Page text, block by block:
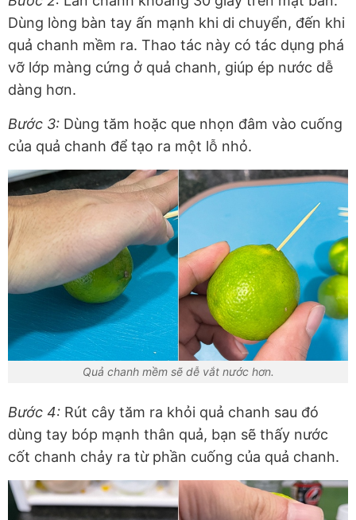
Dùng lòng bàn tay ấn mạnh khi di chuyển, đến khi
quả chanh mềm ra. Thao tác này có tác dụng phá
vỡ lớp màng cứng ở quả chanh, giúp ép nước dễ
dàng hơn.
Bước 3: Dùng tăm hoặc que nhọn đâm vào cuống
của quả chanh để tạo ra một lỗ nhỏ.
Quả chanh mềm sẽ dễ vắt nước hơn.
Bước 4: Rút cây tăm ra khỏi quả chanh sau đó
dùng tay bóp mạnh thân quả, bạn sẽ thấy nước
cốt chanh chảy ra từ phần cuống của quả chanh.